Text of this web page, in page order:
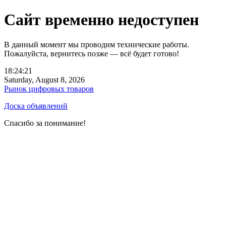
Сайт временно недоступен
В данный момент мы проводим технические работы.
Пожалуйста, вернитесь позже — всё будет готово!
18:24:21
Saturday, August 8, 2026
Рынок цифровых товаров
Доска объявлений
Спасибо за понимание!